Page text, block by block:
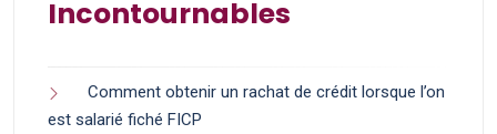
Incontournables
Comment obtenir un rachat de crédit lorsque l’on
est salarié fiché FICP